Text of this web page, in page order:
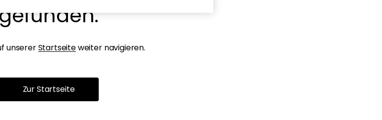
unsererStartseiteweiter navigieren.
Zur Startseite